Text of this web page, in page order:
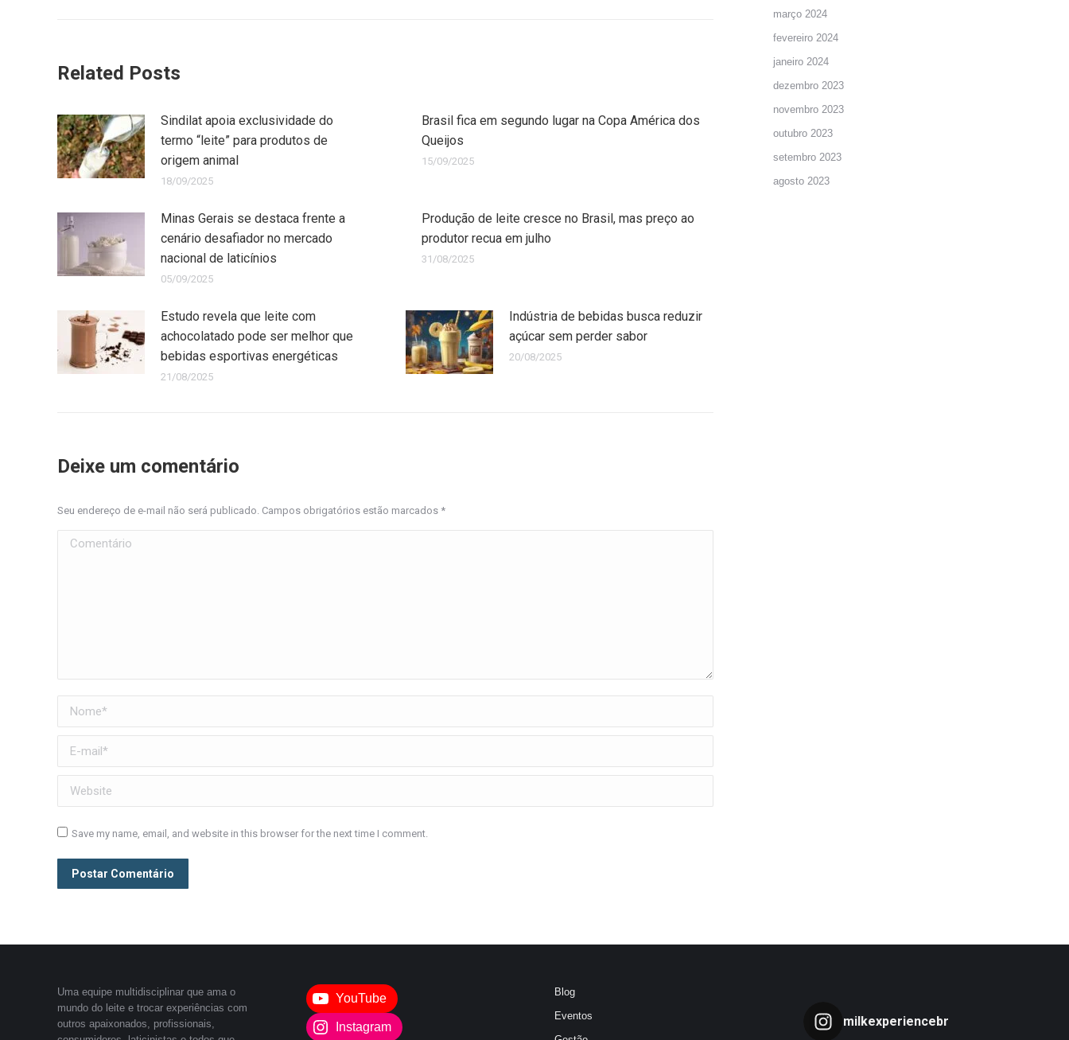
Related Posts
Sindilat apoia exclusividade do
termo “leite” para produtos de
origem animal
18/09/2025
Brasil fica em segundo lugar na Copa América dos
Queijos
15/09/2025
Minas Gerais se destaca frente a
cenário desafiador no mercado
nacional de laticínios
05/09/2025
Produção de leite cresce no Brasil, mas preço ao
produtor recua em julho
31/08/2025
Estudo revela que leite com
achocolatado pode ser melhor que
bebidas esportivas energéticas
21/08/2025
Indústria de bebidas busca reduzir
açúcar sem perder sabor
20/08/2025
Deixe um comentário
Seu endereço de e-mail não será publicado. Campos obrigatórios estão marcados *
Comentário
Nome *
E-mail *
Website
Save my name, email, and website in this browser for the next time I comment.
Postar Comentário
março 2024
fevereiro 2024
janeiro 2024
dezembro 2023
novembro 2023
outubro 2023
setembro 2023
agosto 2023
Uma equipe multidisciplinar que ama o
mundo do leite e trocar experiências com
outros apaixonados, profissionais,
YouTube
Instagram
Blog
Eventos
milkexperiencebr